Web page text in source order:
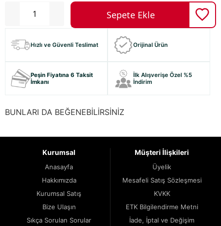
Hızlı ve Güvenli Teslimat Orijinal Ürün
Peşin Fiyatına 6 Taksit
İmkanı
İlk Alışverişe Özel %5
İndirim
BUNLARI DA BEĞENEBİLİRSİNİZ
Kurumsal
Anasayfa
Hakkımızda
Kurumsal Satış
Bize Ulaşın
Sıkça Sorulan Sorular
Müşteri İlişkileri
Üyelik
Mesafeli Satış Sözleşmesi
KVKK
ETK Bilgilendirme Metni
İade, İptal ve Değişim